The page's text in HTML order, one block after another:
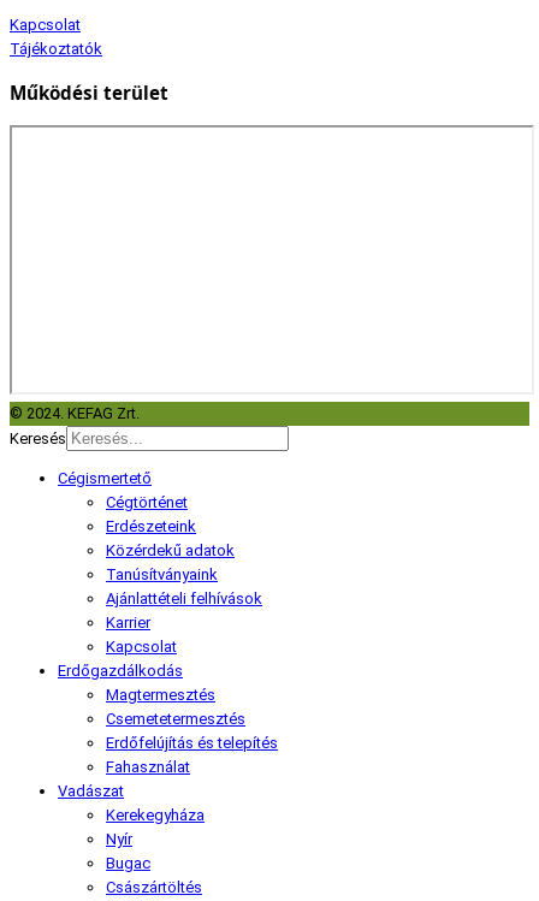
Kapcsolat
Tájékoztatók
Működési terület
© 2024. KEFAG Zrt.
Keresés
Cégismertető
Cégtörténet
Erdészeteink
Közérdekű adatok
Tanúsítványaink
Ajánlattételi felhívások
Karrier
Kapcsolat
Erdőgazdálkodás
Magtermesztés
Csemetetermesztés
Erdőfelújítás és telepítés
Fahasználat
Vadászat
Kerekegyháza
Nyír
Bugac
Császártöltés